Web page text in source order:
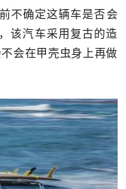
不确定这辆车是否会
该汽车采用复古的造
会在甲壳虫身上再做